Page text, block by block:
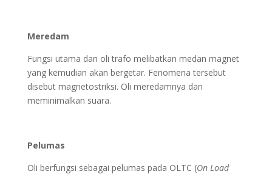
Meredam
Fungsi utama dari oli trafo melibatkan medan magnet
yang kemudian akan bergetar. Fenomena tersebut
disebut magnetostriksi. Oli meredamnya dan
meminimalkan suara.
Pelumas
Oli berfungsi sebagai pelumas pada OLTC (On Load